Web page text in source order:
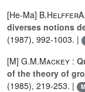
[He-Ma] B.Helffer
diverses notions
(1987), 992-1003. |
[M] G.M.Mackey :
of the theory of
(1985), 219-253. |